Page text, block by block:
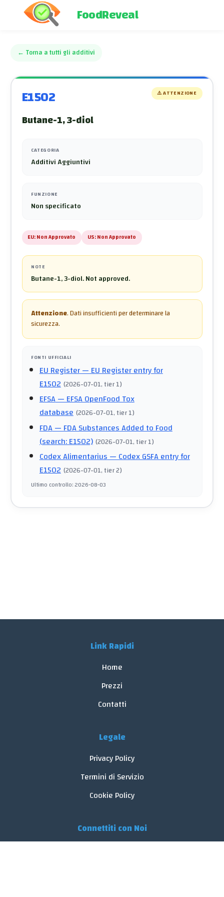
FoodReveal
← Torna a tutti gli additivi
E1502 ⚠️ATTENZIONE
Butane-1, 3-diol
CATEGORIA
Additivi Aggiuntivi
FUNZIONE
Non specificato
EU:Non Approvato US:Non Approvato
NOTE
Butane-1, 3-diol. Not approved.
Attenzione.Dati insufficienti per determinare la
sicurezza.
FONTI UFFICIALI
EU Register— EU Register entry for
E1502 (2026-07-01, tier 1)
EFSA— EFSA OpenFood Tox
database (2026-07-01, tier 1)
FDA— FDA Substances Added to Food
(search: E1502) (2026-07-01, tier 1)
Codex Alimentarius— Codex GSFA entry for
E1502 (2026-07-01, tier 2)
Ultimo controllo:2026-08-03
Link Rapidi
Home
Prezzi
Contatti
Legale
Privacy Policy
Termini di Servizio
Cookie Policy
Connettiti con Noi